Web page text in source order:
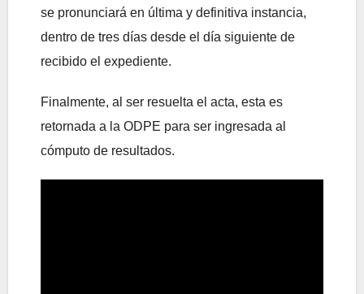
se pronunciará en última y definitiva instancia,
dentro de tres días desde el día siguiente de
recibido el expediente.
Finalmente, al ser resuelta el acta, esta es
retornada a la ODPE para ser ingresada al
cómputo de resultados.